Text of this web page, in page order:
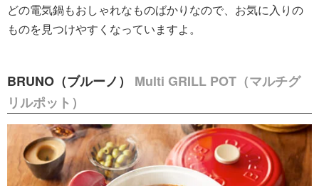
どの電気鍋もおしゃれなものばかりなので、お気に入りの
ものを見つけやすくなっていますよ。
BRUNO（ブルーノ） Multi GRILL POT（マルチグ
リルポット）